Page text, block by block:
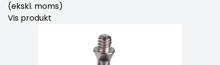
(ekskl. moms)
Vis produkt